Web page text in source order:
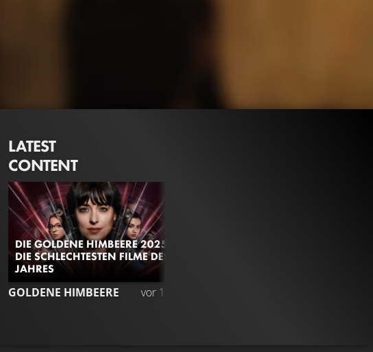
LATEST
CONTENT
DIE GOLDENE HIMBEERE 2025:
DIE SCHLECHTESTEN FILME DES
JAHRES
GOLDENE HIMBEERE vor 1 Jahr